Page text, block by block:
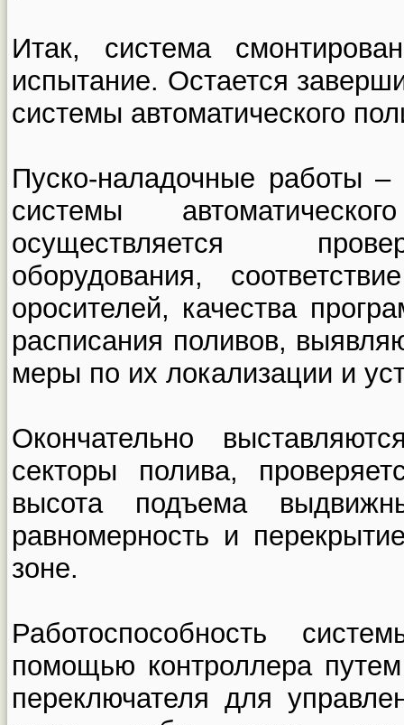
Итак, система
испытание. Остается
системы автоматического
Пуско-наладочные работы
системы
осуществляется
оборудования,
оросителей, качества
расписания поливов,
меры по их локализации и
Окончательно
секторы полива,
высота подъема
равномерность и
зоне.
Работоспособность
помощью контроллера
переключателя для